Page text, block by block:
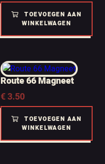
TOEVOEGEN AAN
WINKELWAGEN
Route 66 Magneet
€3.50
TOEVOEGEN AAN
WINKELWAGEN